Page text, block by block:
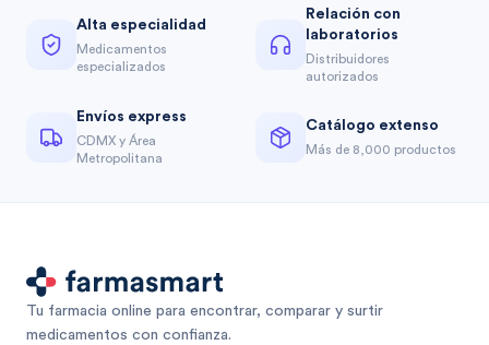
Alta especialidad
Medicamentos
especializados
Relación con
laboratorios
Distribuidores
autorizados
Envíos express
CDMX y Área
Metropolitana
Catálogo extenso
Más de 8,000 productos
Tu farmacia online para encontrar, comparar y surtir
medicamentos con confianza.